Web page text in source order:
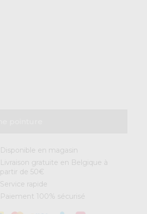
Disponible en magasin
Livraison gratuite en Belgique à
partir de 50€
Service rapide
Paiement 100% sécurisé